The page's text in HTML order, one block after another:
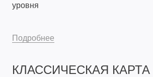
уровня
Подробнее
КЛАССИЧЕСКАЯ КАРТА